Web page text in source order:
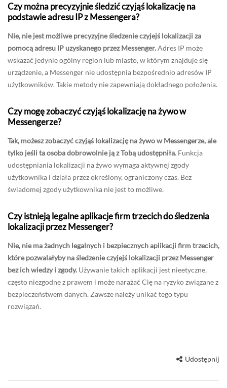
Czy można precyzyjnie śledzić czyjąś lokalizację na
podstawie adresu IP z Messengera?
Nie, nie jest możliwe precyzyjne śledzenie czyjejś lokalizacji za
pomocą adresu IP uzyskanego przez Messenger.Adres IP może
wskazać jedynie ogólny region lub miasto, w którym znajduje się
urządzenie, a Messenger nie udostępnia bezpośrednio adresów IP
użytkowników. Takie metody nie zapewniają dokładnego położenia.
Czy mogę zobaczyć czyjąś lokalizację na żywo w
Messengerze?
Tak, możesz zobaczyć czyjąś lokalizację na żywo w Messengerze, ale
tylko jeśli ta osoba dobrowolnie ją z Tobą udostępniła. Funkcja
udostępniania lokalizacji na żywo wymaga aktywnej zgody
użytkownika i działa przez określony, ograniczony czas. Bez
świadomej zgody użytkownika nie jest to możliwe.
Czy istnieją legalne aplikacje firm trzecich do śledzenia
lokalizacji przez Messenger?
Nie, nie ma żadnych legalnych i bezpiecznych aplikacji firm trzecich,
które pozwalałyby na śledzenie czyjejś lokalizacji przez Messenger
bez ich wiedzy i zgody. Używanie takich aplikacji jest nieetyczne,
często niezgodne z prawem i może narażać Cię na ryzyko związane z
bezpieczeństwem danych. Zawsze należy unikać tego typu
rozwiązań.
Udostępnij